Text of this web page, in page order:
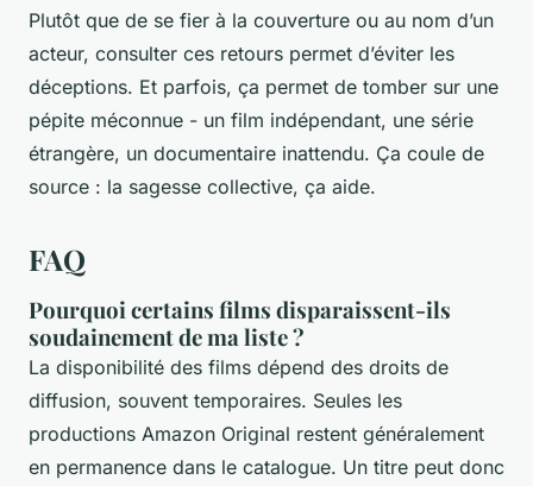
Plutôt que de se fier à la couverture ou au nom d’un
acteur, consulter ces retours permet d’éviter les
déceptions. Et parfois, ça permet de tomber sur une
pépite méconnue - un film indépendant, une série
étrangère, un documentaire inattendu. Ça coule de
source : la sagesse collective, ça aide.
FAQ
Pourquoi certains films disparaissent-ils
soudainement de ma liste ?
La disponibilité des films dépend des droits de
diffusion, souvent temporaires. Seules les
productions Amazon Original restent généralement
en permanence dans le catalogue. Un titre peut donc